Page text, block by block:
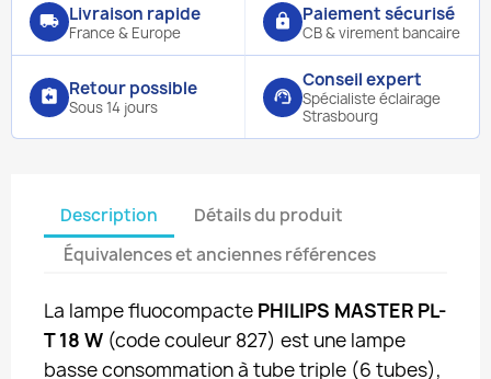
local_shipping Livraison rapide
France & Europe
lock Paiement sécurisé
CB & virement bancaire
assignment_return Retour possible
Sous 14 jours
support_agent
Conseil expert
Spécialiste éclairage
Strasbourg
Description
Détails du produit
Équivalences et anciennes références
La lampe fluocompacte PHILIPS MASTER PL-
T 18 W (code couleur 827) est une lampe
basse consommation à tube triple (6 tubes),